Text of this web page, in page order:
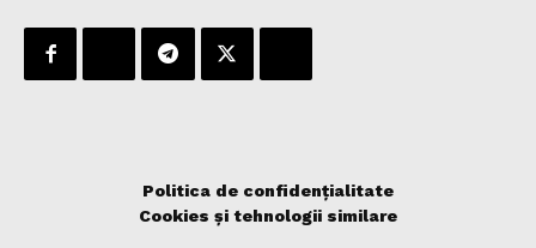
Politica de confidențialitate
Cookies și tehnologii similare